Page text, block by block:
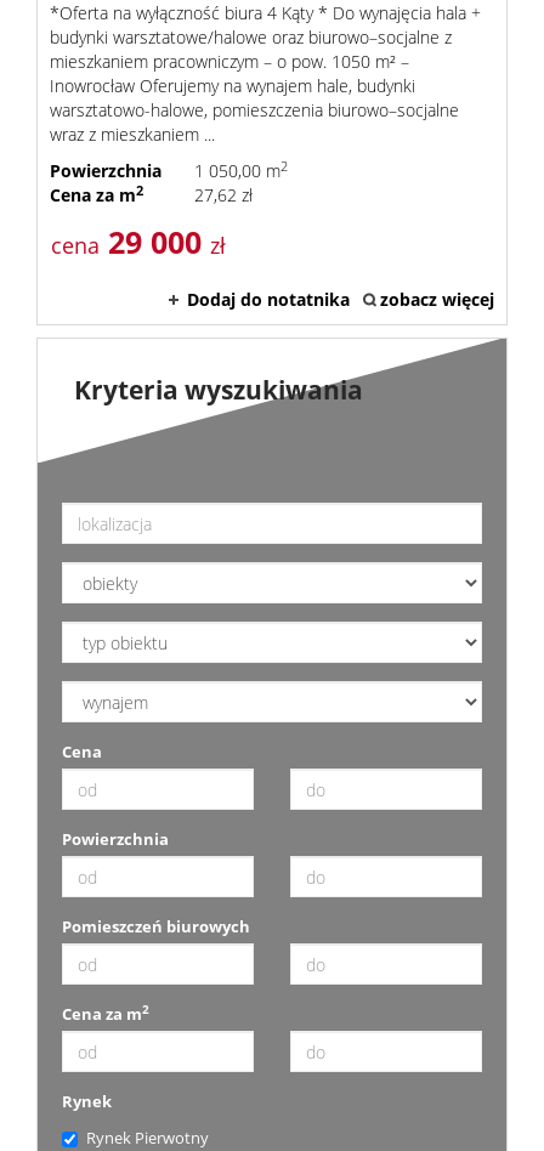
*Oferta na wyłączność biura 4 Kąty * Do wynajęcia hala +
budynki warsztatowe/halowe oraz biurowo–socjalne z
mieszkaniem pracowniczym – o pow. 1050 m² –
Inowrocław Oferujemy na wynajem hale, budynki
warsztatowo-halowe, pomieszczenia biurowo–socjalne
wraz z mieszkaniem ...
Powierzchnia
1 050,00 m2
Cena za m2 27,62 zł
cena 29 000 zł
Dodaj do notatnika zobacz więcej
Kryteria wyszukiwania
Cena
Powierzchnia
Pomieszczeń biurowych
Cena za m2
Rynek
Rynek Pierwotny